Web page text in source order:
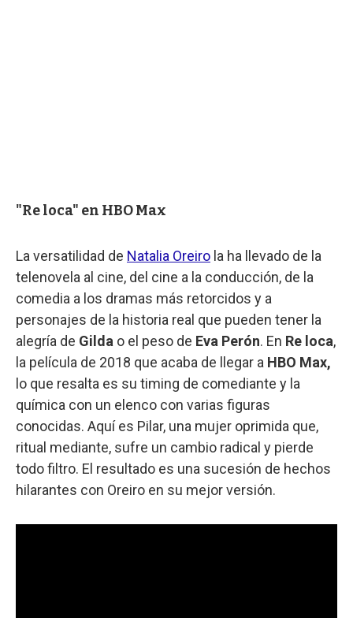
"Re loca" en HBO Max
La versatilidad de Natalia Oreiro la ha llevado de la
telenovela al cine, del cine a la conducción, de la
comedia a los dramas más retorcidos y a
personajes de la historia real que pueden tener la
alegría de Gilda o el peso de Eva Perón. En Re loca,
la película de 2018 que acaba de llegar a HBO Max,
lo que resalta es su timing de comediante y la
química con un elenco con varias figuras
conocidas. Aquí es Pilar, una mujer oprimida que,
ritual mediante, sufre un cambio radical y pierde
todo filtro. El resultado es una sucesión de hechos
hilarantes con Oreiro en su mejor versión.